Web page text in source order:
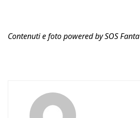
Contenuti e foto powered by SOS Fanta